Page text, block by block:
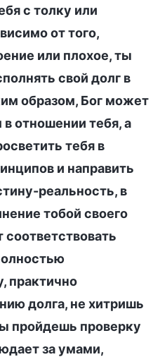
с толку или
от того,
или плохое, ты
свой долг в
образом, Бог может
отношении тебя, а
тебя в
и направить
реальность, в
тобой своего
соответствовать
практично
долга, не хитришь
пройдешь проверку
за умами,